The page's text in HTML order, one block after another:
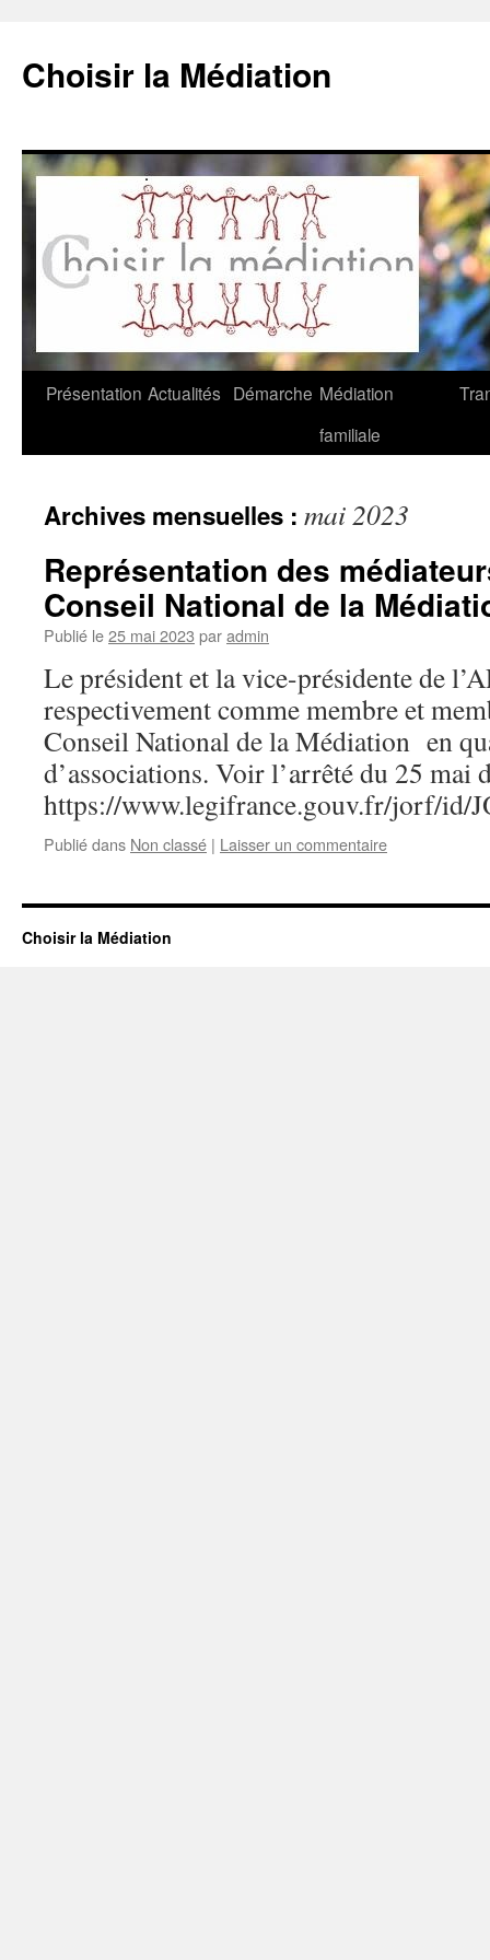
Choisir la Médiation
Aller
Présentation Actualités Démarche Médiation
familiale
Archives mensuelles : mai 2023
Représentation des
Conseil National de la
Publié le25 mai 2023 paradmin
Le président et la vice-présidente de
respectivement comme membre et
Conseil National de la Médiation en
d’associations. Voir l’arrêté du 25 mai
https://www.legifrance.gouv.fr/jorf/id/
Publié dans Non classé | Laisser un commentaire
Choisir la Médiation